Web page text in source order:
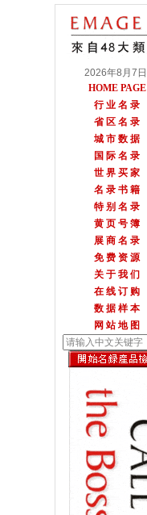
2026年8月7日
HOME PAGE
行 业 名 录
省 区 名 录
城 市 数 据
国 际 名 录
世 界 买 家
名 录 书 籍
特 别 名 录
黄 页 号 簿
展 商 名 录
免 费 资 源
关 于 我 们
在 线 订 购
数 据 样 本
网 站 地 图